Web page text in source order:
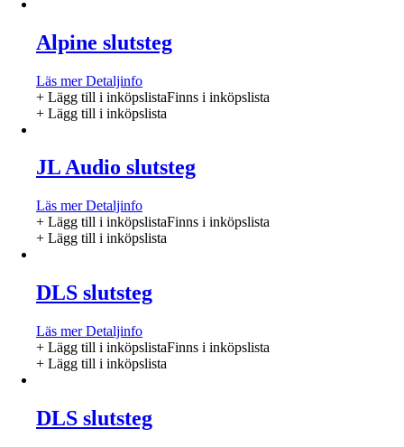
Alpine slutsteg
Läs merDetaljinfo
+ Lägg till i inköpslistaFinns i inköpslista
+ Lägg till i inköpslista
JL Audio slutsteg
Läs merDetaljinfo
+ Lägg till i inköpslistaFinns i inköpslista
+ Lägg till i inköpslista
DLS slutsteg
Läs merDetaljinfo
+ Lägg till i inköpslistaFinns i inköpslista
+ Lägg till i inköpslista
DLS slutsteg